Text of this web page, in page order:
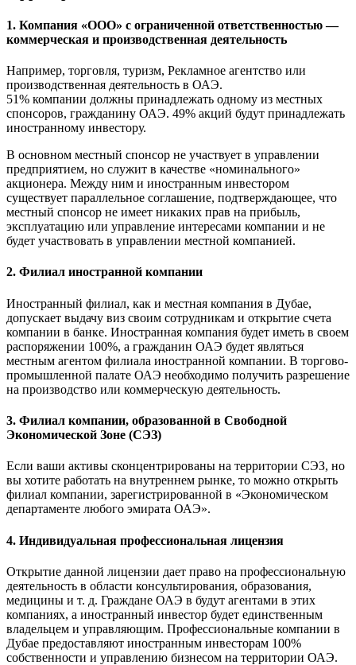
1. Компания «ООО» с ограниченной ответственностью —
коммерческая и производственная деятельность
Например, торговля, туризм, Рекламное агентство или
производственная деятельность в ОАЭ.
51% компании должны принадлежать одному из местных
спонсоров, гражданину ОАЭ. 49% акций будут принадлежать
иностранному инвестору.
В основном местный спонсор не участвует в управлении
предприятием, но служит в качестве «номинального»
акционера. Между ним и иностранным инвестором
существует параллельное соглашение, подтверждающее, что
местный спонсор не имеет никаких прав на прибыль,
эксплуатацию или управление интересами компании и не
будет участвовать в управлении местной компанией.
2. Филиал иностранной компании
Иностранный филиал, как и местная компания в Дубае,
допускает выдачу виз своим сотрудникам и открытие счета
компании в банке. Иностранная компания будет иметь в своем
распоряжении 100%, а гражданин ОАЭ будет являться
местным агентом филиала иностранной компании. В торгово-
промышленной палате ОАЭ необходимо получить разрешение
на производство или коммерческую деятельность.
3. Филиал компании, образованной в Свободной
Экономической Зоне (СЭЗ)
Если ваши активы сконцентрированы на территории СЭЗ, но
вы хотите работать на внутреннем рынке, то можно открыть
филиал компании, зарегистрированной в «Экономическом
департаменте любого эмирата ОАЭ».
4. Индивидуальная профессиональная лицензия
Открытие данной лицензии дает право на профессиональную
деятельность в области консультирования, образования,
медицины и т. д. Граждане ОАЭ в будут агентами в этих
компаниях, а иностранный инвестор будет единственным
владельцем и управляющим. Профессиональные компании в
Дубае предоставляют иностранным инвесторам 100%
собственности и управлению бизнесом на территории ОАЭ.